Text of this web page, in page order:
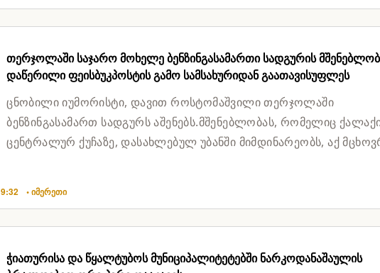
თერჯოლაში საჯარო მოხელე ბენზინგასამართი სადგურის
დაწერილი ფეისბუკპოსტის გამო სამსახურიდან გაათავისუფლეს
ცნობილი იუმორისტი, დავით როსტომაშვილი თერჯოლაში
ბენზინგასამართ სადგურს აშენებს.მშენებლობას, რომელიც
ცენტრალურ ქუჩაზე, დასახლებულ უბანში მიმდინარეობს, აქ
9:32 • იმერეთი
ჭიათურისა და წყალტუბოს მუნიციპალიტეტებში ნარკოდანაშაულის